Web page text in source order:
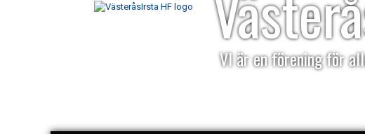
VI är en förening för